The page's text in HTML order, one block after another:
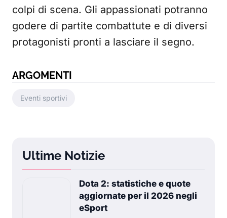
colpi di scena. Gli appassionati potranno
godere di partite combattute e di diversi
protagonisti pronti a lasciare il segno.
ARGOMENTI
Eventi sportivi
Ultime Notizie
Dota 2: statistiche e quote
aggiornate per il 2026 negli
eSport